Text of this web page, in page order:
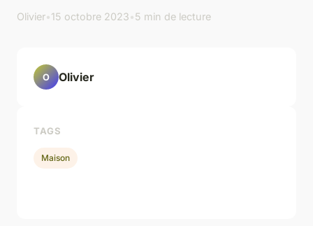
Olivier•15 octobre 2023•5 min de lecture
O Olivier
TAGS
Maison